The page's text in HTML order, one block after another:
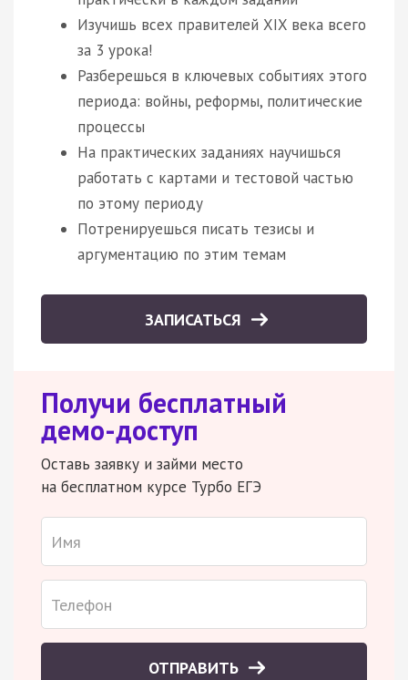
Изучишь всех правителей XIX века всего
за 3 урока!
Разберешься в ключевых событиях этого
периода: войны, реформы, политические
процессы
На практических заданиях научишься
работать с картами и тестовой частью
по этому периоду
Потренируешься писать тезисы и
аргументацию по этим темам
ЗАПИСАТЬСЯ
Получи бесплатный
демо-доступ
Оставь заявку и займи место
на бесплатном курсе Турбо ЕГЭ
ОТПРАВИТЬ